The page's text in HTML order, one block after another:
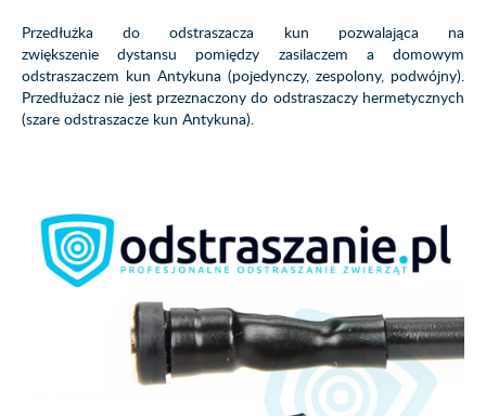
Przedłużka do odstraszacza kun pozwalająca na
zwiększenie dystansu pomiędzy zasilaczem a domowym
odstraszaczem kun Antykuna (pojedynczy, zespolony, podwójny).
Przedłużacz nie jest przeznaczony do odstraszaczy hermetycznych
(szare odstraszacze kun Antykuna).